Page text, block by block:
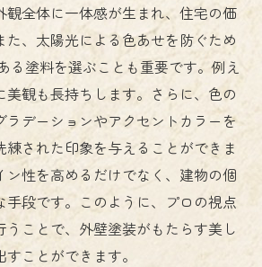
観全体に一体感が生まれ、住宅の価
、太陽光による色あせを防ぐため
る塗料を選ぶことも重要です。例え
美観も長持ちします。さらに、色の
ラデーションやアクセントカラーを
された印象を与えることができま
ン性を高めるだけでなく、建物の個
手段です。このように、プロの視点
うことで、外壁塗装がもたらす美し
ことができます。